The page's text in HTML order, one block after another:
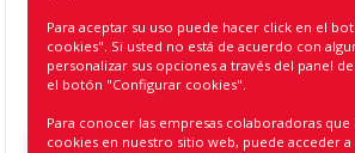
Referencia:ST48
5060920860066
Para aceptar su uso puede hacer click en el
cookies". Si usted no está de acuerdo con
personalizar sus opciones a través del panel
el botón "Configurar cookies".
Para conocer las empresas colaboradoras
cookies en nuestro sitio web, puede acceder a